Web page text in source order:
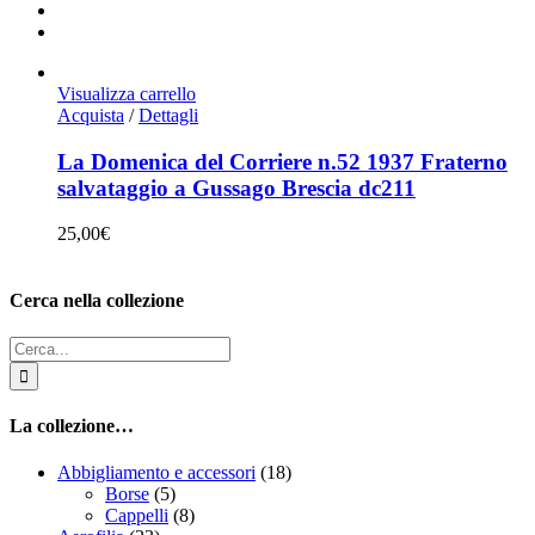
Visualizza carrello
Acquista / Dettagli
La Domenica del Corriere n.52 1937 Fraterno
salvataggio a Gussago Brescia dc211
25,00€
Cerca nella collezione
Cerca
per:
La collezione…
Abbigliamento e accessori (18)
Borse (5)
Cappelli (8)